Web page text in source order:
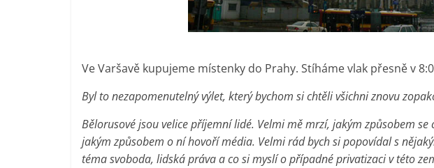
Ve Varšavě kupujeme místenky do Prahy. Stíháme vlak přesně v
Byl to nezapomenutelný výlet, který bychom si chtěli všichni znovu
Bělorusové jsou velice příjemní lidé. Velmi mě mrzí, jakým způsobem
jakým způsobem o ní hovoří média. Velmi rád bych si popovídal s
téma svoboda, lidská práva a co si myslí o případné privatizaci v této